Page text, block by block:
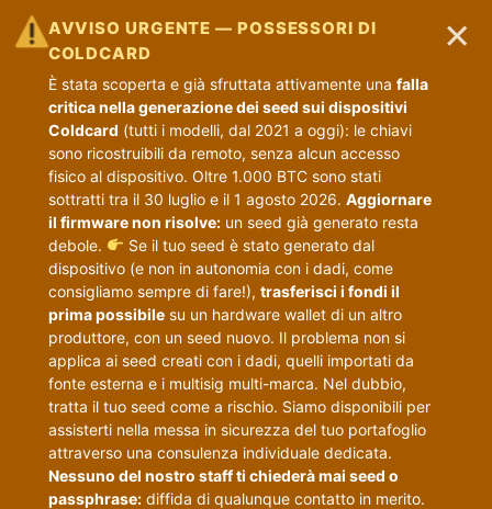
AVVISO URGENTE — POSSESSORI DI
COLDCARD
È stata scoperta e già sfruttata attivamente una falla
critica nella generazione dei seed sui dispositivi
Coldcard (tutti i modelli, dal 2021 a oggi): le chiavi
sono ricostruibili da remoto, senza alcun accesso
fisico al dispositivo. Oltre 1.000 BTC sono stati
sottratti tra il 30 luglio e il 1 agosto 2026. Aggiornare
il firmware non risolve:un seed già generato resta
debole.
Se il tuo seed è stato generato dal
dispositivo (e non in autonomia con i dadi, come
consigliamo sempre di fare!), trasferisci i fondi il
prima possibilesu un hardware wallet di un altro
produttore, con un seed nuovo. Il problema non si
applica ai seed creati con i dadi, quelli importati da
fonte esterna e i multisig multi-marca. Nel dubbio,
tratta il tuo seed come a rischio. Siamo disponibili per
assisterti nella messa in sicurezza del tuo portafoglio
attraverso una consulenza individuale dedicata.
Nessuno del nostro staff ti chiederà mai seed o
passphrase:diffida di qualunque contatto in merito.
×